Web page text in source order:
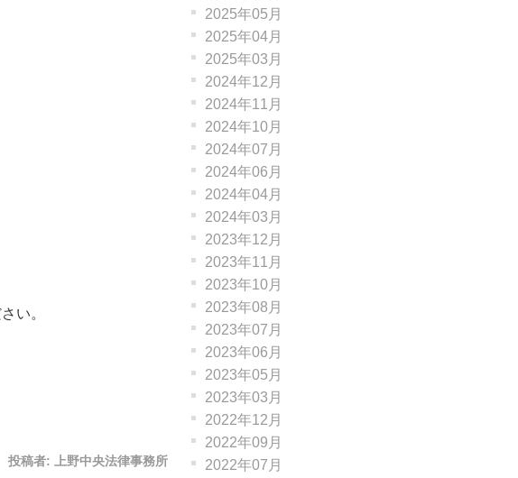
い。
投稿者: 上野中央法律事務所
2025年05月
2025年04月
2025年03月
2024年12月
2024年11月
2024年10月
2024年07月
2024年06月
2024年04月
2024年03月
2023年12月
2023年11月
2023年10月
2023年08月
2023年07月
2023年06月
2023年05月
2023年03月
2022年12月
2022年09月
2022年07月